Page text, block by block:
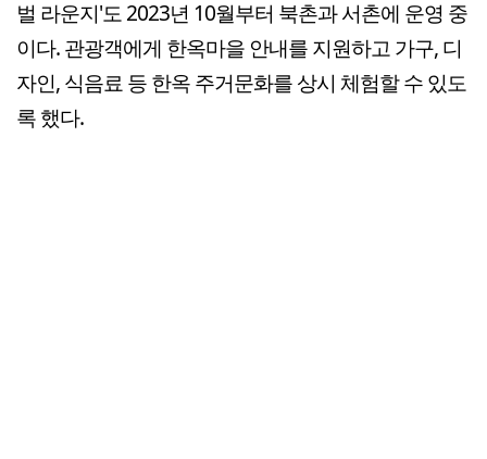
벌 라운지'도 2023년 10월부터 북촌과 서촌에 운영 중
이다. 관광객에게 한옥마을 안내를 지원하고 가구, 디
자인, 식음료 등 한옥 주거문화를 상시 체험할 수 있도
록 했다.